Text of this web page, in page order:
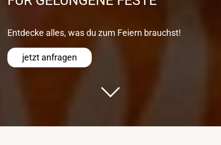
Entdecke alles, was du zum Feiern brauchst!
jetzt anfragen